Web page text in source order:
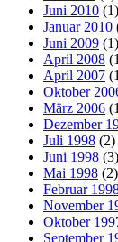
Juni 2010 (1)
Januar 2010
Juni 2009 (1)
April 2008
April 2007
Oktober
März 2006
Dezember
Juli 1998 (2)
Juni 1998 (3)
Mai 1998 (2)
Februar
November
Oktober
September